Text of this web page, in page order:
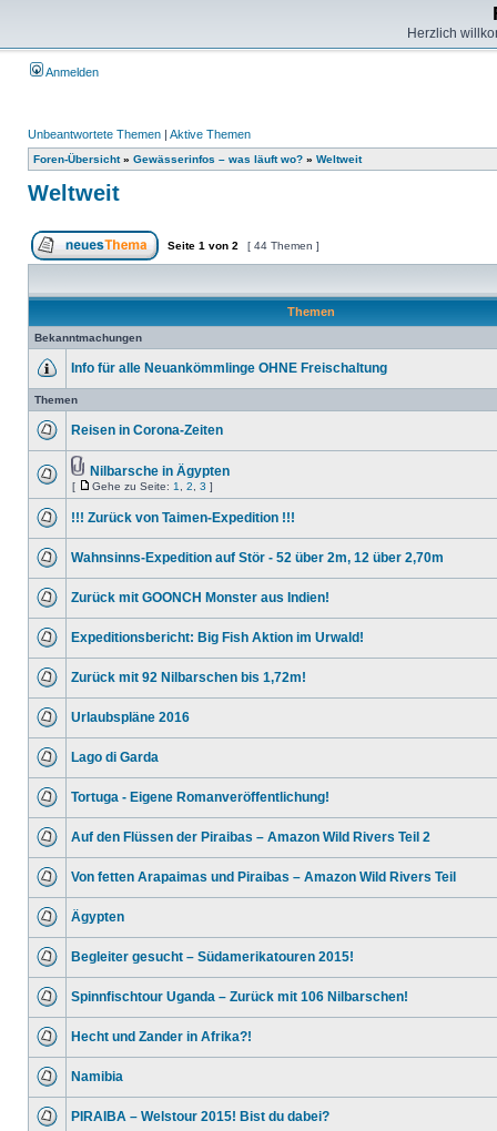
Herzlich
Anmelden
Unbeantwortete Themen | Aktive Themen
Foren-Übersicht» Gewässerinfos – was läuft wo? » Weltweit
Weltweit
Seite 1 von 2 [ 44 Themen ]
Themen
Bekanntmachungen
Info für alle Neuankömmlinge OHNE Freischaltung
Themen
Reisen in Corona-Zeiten
Nilbarsche in Ägypten
[ Gehe zu Seite: 1 2 3 ]
!!! Zurück von Taimen-Expedition !!!
Wahnsinns-Expedition auf Stör - 52 über 2m, 12 über 2,70m
Zurück mit GOONCH Monster aus Indien!
Expeditionsbericht: Big Fish Aktion im Urwald!
Zurück mit 92 Nilbarschen bis 1,72m!
Urlaubspläne 2016
Lago di Garda
Tortuga - Eigene Romanveröffentlichung!
Auf den Flüssen der Piraibas – Amazon Wild Rivers Teil 2
Von fetten Arapaimas und Piraibas – Amazon Wild Rivers Teil
Ägypten
Begleiter gesucht – Südamerikatouren 2015!
Spinnfischtour Uganda – Zurück mit 106 Nilbarschen!
Hecht und Zander in Afrika?!
Namibia
PIRAIBA – Welstour 2015! Bist du dabei?